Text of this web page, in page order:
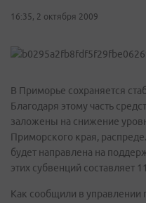
16:35, 2 октября 2009
В Приморье сохраняется
Благодаря этому часть
заложены на снижение
Приморского края,
будет направлена на
этих субвенций составляет
Как сообщили в управлении